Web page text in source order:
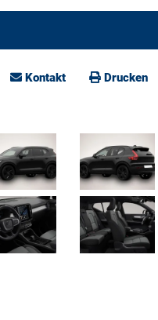
Kontakt Drucken